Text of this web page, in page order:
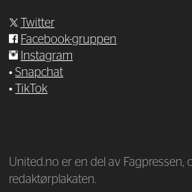
Twitter
Facebook-gruppen
Instagram
•Snapchat
•
TikTok
United.no er en del av Fagpressen,
redaktørplakaten.